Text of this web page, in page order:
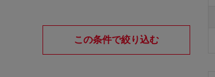
この条件で絞り込む